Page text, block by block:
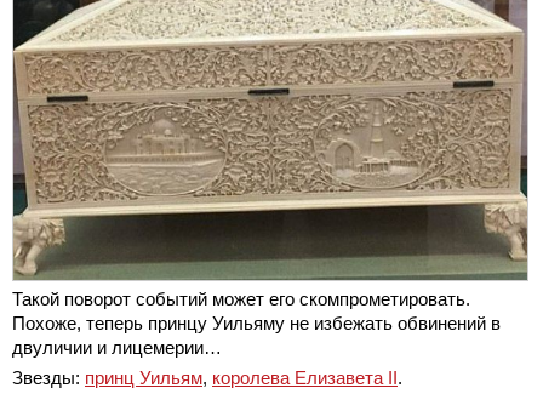
Такой поворот событий может его скомпрометировать.
Похоже, теперь принцу Уильяму не избежать обвинений в
двуличии и лицемерии…
Звезды: принц Уильям, королева Елизавета II.